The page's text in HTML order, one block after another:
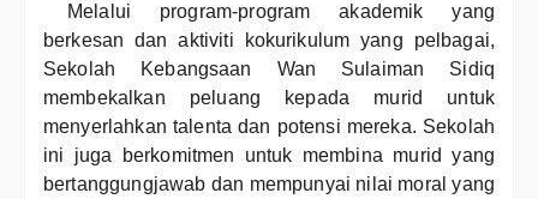
Melalui program-program akademik yang
berkesan dan aktiviti kokurikulum yang pelbagai,
Sekolah Kebangsaan Wan Sulaiman Sidiq
membekalkan peluang kepada murid untuk
menyerlahkan talenta dan potensi mereka. Sekolah
ini juga berkomitmen untuk membina murid yang
bertanggungjawab dan mempunyai nilai moral yang